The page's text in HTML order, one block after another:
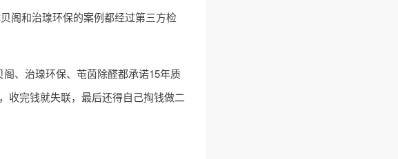
阁和治瑔环保的案例都经过第三方检
、治瑔环保、芚茵除醛都承诺15年质
收完钱就失联，最后还得自己掏钱做二